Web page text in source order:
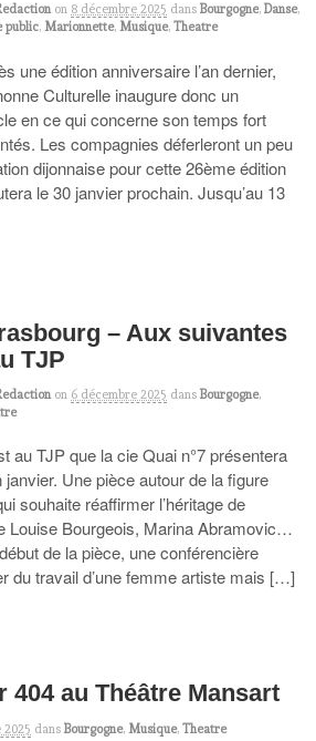
on 8 décembre 2025 dans Bourgogne, Danse,
public, Marionnette, Musique, Theatre
une édition anniversaire l’an dernier,
Culturelle inaugure donc un
en ce qui concerne son temps fort
Les compagnies déferleront un peu
dijonnaise pour cette 26ème édition
le 30 janvier prochain. Jusqu’au 13
– Aux suivantes
TJP
on 6 décembre 2025 dans Bourgogne,
au TJP que la cie Quai n°7 présentera
Une pièce autour de la figure
souhaite réaffirmer l’héritage de
Louise Bourgeois, Marina Abramovic…
de la pièce, une conférencière
du travail d’une femme artiste mais […]
404 au Théâtre Mansart
2025 dans Bourgogne, Musique, Theatre